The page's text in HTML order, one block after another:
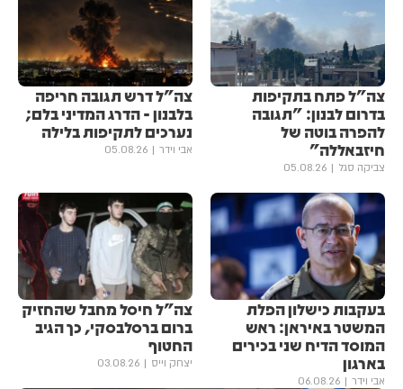
צה"ל פתח בתקיפות
בדרום לבנון: "תגובה
להפרה בוטה של
חיזבאללה"
צביקה סגל 05.08.26
צה"ל דרש תגובה חריפה
בלבנון - הדרג המדיני בלם;
נערכים לתקיפות בלילה
אבי וידר 05.08.26
בעקבות כישלון הפלת
המשטר באיראן: ראש
המוסד הדיח שני בכירים
בארגון
אבי וידר 06.08.26
צה"ל חיסל מחבל שהחזיק
ברום ברסלבסקי, כך הגיב
החטוף
יצחק וייס 03.08.26